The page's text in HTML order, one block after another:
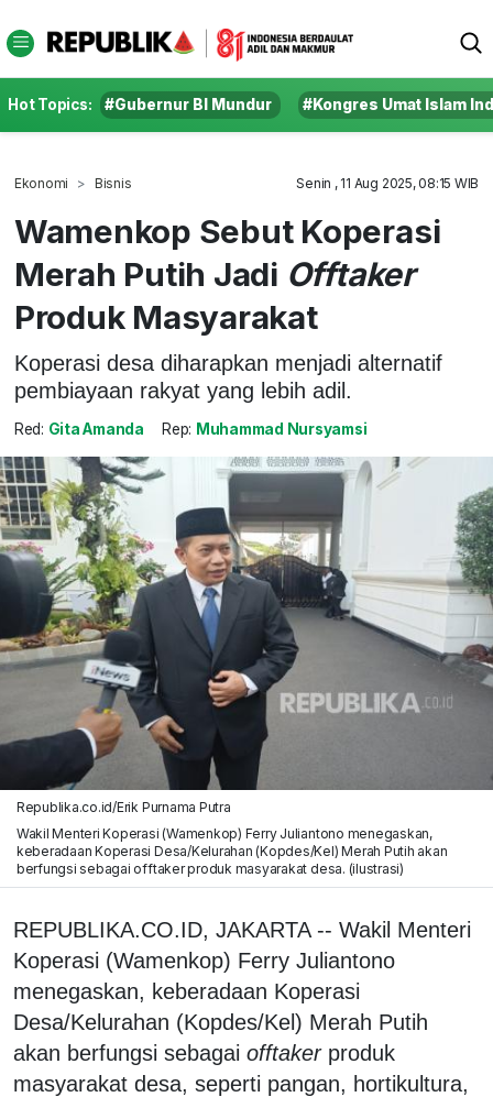
Hot Topics: #Gubernur BI Mundur #Kongres Umat Islam
Ekonomi Bisnis Senin , 11 Aug 2025, 08:15 WIB
Wamenkop Sebut Koperasi
Merah Putih Jadi Offtaker
Produk Masyarakat
Koperasi desa diharapkan menjadi alternatif
pembiayaan rakyat yang lebih adil.
Red: Gita Amanda Rep: Muhammad Nursyamsi
Republika.co.id/Erik Purnama Putra
Wakil Menteri Koperasi (Wamenkop) Ferry Juliantono menegaskan,
keberadaan Koperasi Desa/Kelurahan (Kopdes/Kel) Merah Putih akan
berfungsi sebagai offtaker produk masyarakat desa. (ilustrasi)
REPUBLIKA.CO.ID, JAKARTA -- Wakil Menteri
Koperasi (Wamenkop) Ferry Juliantono
menegaskan, keberadaan Koperasi
Desa/Kelurahan (Kopdes/Kel) Merah Putih
akan berfungsi sebagai offtakerproduk
masyarakat desa, seperti pangan, hortikultura,